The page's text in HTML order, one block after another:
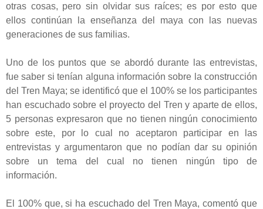
otras cosas, pero sin olvidar sus raíces; es por esto que
ellos continúan la enseñanza del maya con las nuevas
generaciones de sus familias.
Uno de los puntos que se abordó durante las entrevistas,
fue saber si tenían alguna información sobre la construcción
del Tren Maya; se identificó que el 100% se los participantes
han escuchado sobre el proyecto del Tren y aparte de ellos,
5 personas expresaron que no tienen ningún conocimiento
sobre este, por lo cual no aceptaron participar en las
entrevistas y argumentaron que no podían dar su opinión
sobre un tema del cual no tienen ningún tipo de
información.
El 100% que, si ha escuchado del Tren Maya, comentó que